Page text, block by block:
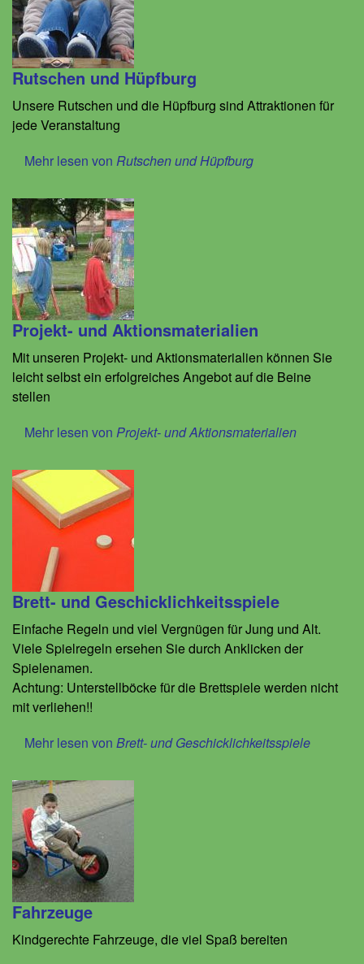
Rutschen und Hüpfburg
Unsere Rutschen und die Hüpfburg sind Attraktionen für
jede Veranstaltung
Mehr lesen von Rutschen und Hüpfburg
Projekt- und Aktionsmaterialien
Mit unseren Projekt- und Aktionsmaterialien können Sie
leicht selbst ein erfolgreiches Angebot auf die Beine
stellen
Mehr lesen von Projekt- und Aktionsmaterialien
Brett- und Geschicklichkeitsspiele
Einfache Regeln und viel Vergnügen für Jung und Alt.
Viele Spielregeln ersehen Sie durch Anklicken der
Spielenamen.
Achtung: Unterstellböcke für die Brettspiele werden nicht
mit verliehen!!
Mehr lesen von Brett- und Geschicklichkeitsspiele
Fahrzeuge
Kindgerechte Fahrzeuge, die viel Spaß bereiten